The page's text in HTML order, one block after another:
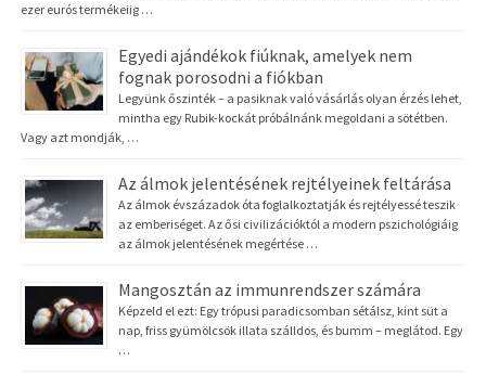
ezer eurós termékeiig …
Egyedi ajándékok fiúknak, amelyek nem
fognak porosodni a fiókban
Legyünk őszinték – a pasiknak való vásárlás olyan érzés lehet,
mintha egy Rubik-kockát próbálnánk megoldani a sötétben.
Vagy azt mondják, …
Az álmok jelentésének rejtélyeinek feltárása
Az álmok évszázadok óta foglalkoztatják és rejtélyessé teszik
az emberiséget. Az ősi civilizációktól a modern pszichológiáig
az álmok jelentésének megértése …
Mangosztán az immunrendszer számára
Képzeld el ezt: Egy trópusi paradicsomban sétálsz, kint süt a
nap, friss gyümölcsök illata szálldos, és bumm – meglátod. Egy
…